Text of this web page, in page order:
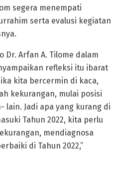
segera menempati
serta evalusi kegiatan
Dr. Arfan A. Tilome dalam
refleksi itu ibarat
kita bercermin di kaca,
kekurangan, mulai posisi
lain. Jadi apa yang kurang di
Tahun 2022, kita perlu
mendiagnosa
di Tahun 2022,”